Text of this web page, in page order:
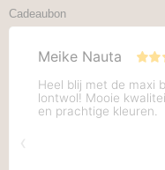
Cadeaubon